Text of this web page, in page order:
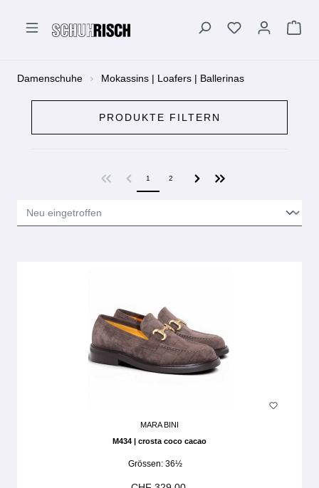
Damenschuhe Mokassins | Loafers | Ballerinas
PRODUKTE FILTERN
1 2
MARA BINI
M434 | crosta coco cacao
Grössen: 36½